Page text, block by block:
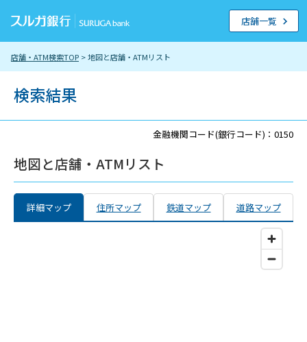
店舗・ATM検索TOP > 地図と店舗・ATMリスト
店舗一覧
検索結果
金融機関コード(銀行コード)：0150
地図と店舗・ATMリスト
詳細マップ 住所マップ 鉄道マップ 道路マップ